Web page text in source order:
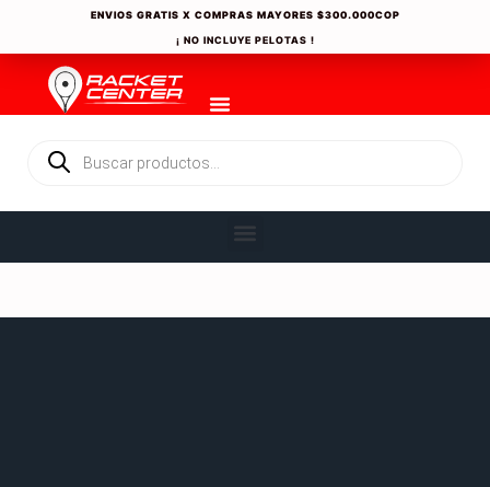
ENVIOS GRATIS X COMPRAS MAYORES $300.000COP
¡ NO INCLUYE PELOTAS !